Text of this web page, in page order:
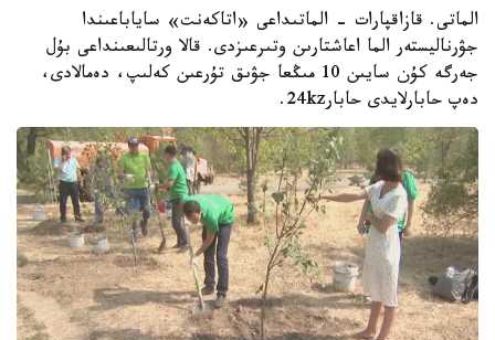
الماتى. قازاقپارات - الماتىداعى «اتاكەنت» ساياباعىندا
جۋرناليستەر الما اعاشتارىن وتىرعىزدى. قالا ورتالىعىنداعى بۇل
جەرگە كۇن سايىن 10 مىڭعا جۋىق تۇرعىن كەلىپ، دەمالادى،
دەپ حابارلايدى حابار24kz.